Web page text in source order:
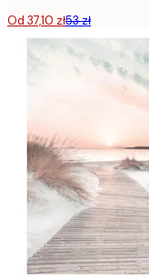
Od 37,10 zł53 zł